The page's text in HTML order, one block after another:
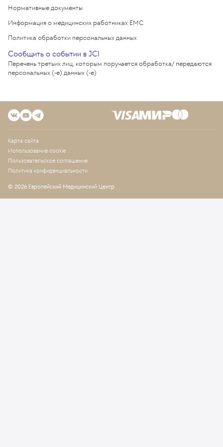
Нормативные документы
Информация о медицинских работниках EMC
Политика обработки персональных данных
Сообщить о событии в JCI
Перечень третьих лиц, которым поручается обработка/ передаются
персональных (-е) данных (-е)
Карта сайта
Использование cookie
Пользовательское соглашение
Политика конфиденциальности
© 2026 Европейский Медицинский Центр